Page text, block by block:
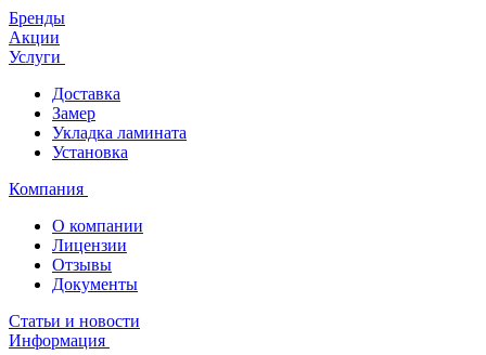
Бренды
Акции
Услуги
Доставка
Замер
Укладка ламината
Установка
Компания
О компании
Лицензии
Отзывы
Документы
Статьи и новости
Информация